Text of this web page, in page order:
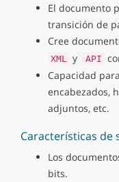
El documento
transición de
Cree
XML y API
Capacidad
encabezados,
adjuntos, etc.
Características de
Los
bits.